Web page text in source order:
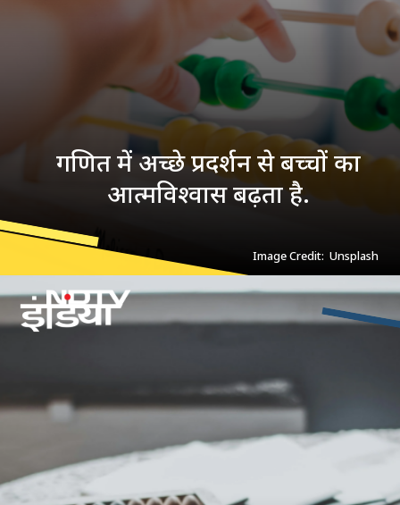
Image Credit: Unsplash
गणित में अच्छे प्रदर्शन से बच्चों का
आत्मविश्वास बढ़ता है.